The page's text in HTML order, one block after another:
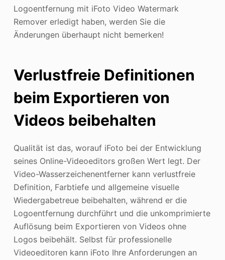
Logoentfernung mit iFoto Video Watermark
Remover erledigt haben, werden Sie die
Änderungen überhaupt nicht bemerken!
Verlustfreie Definitionen
beim Exportieren von
Videos beibehalten
Qualität ist das, worauf iFoto bei der Entwicklung
seines Online-Videoeditors großen Wert legt. Der
Video-Wasserzeichenentferner kann verlustfreie
Definition, Farbtiefe und allgemeine visuelle
Wiedergabetreue beibehalten, während er die
Logoentfernung durchführt und die unkomprimierte
Auflösung beim Exportieren von Videos ohne
Logos beibehält. Selbst für professionelle
Videoeditoren kann iFoto Ihre Anforderungen an